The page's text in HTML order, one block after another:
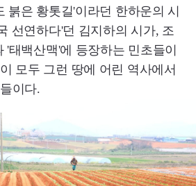
붉은 황톳길'이라던 한하운의 시
선연하다'던 김지하의 시가, 조
'태백산맥'에 등장하는 민초들이
모두 그런 땅에 어린 역사에서
이다.